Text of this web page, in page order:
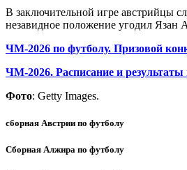
В заключительной игре австрийцы
незавидное положение угодил Язан
ЧМ-2026 по футболу. Призовой
ЧМ-2026. Расписание и результаты
Фото: Getty Images.
сборная Австрии по футболу
Сборная Алжира по футболу